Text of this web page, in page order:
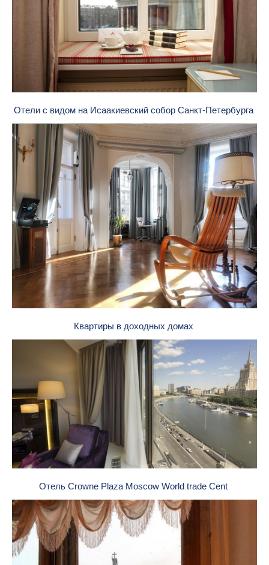
Отели с видом на Исаакиевский собор Санкт-Петербурга
Квартиры в доходных домах
Отель Crowne Plaza Moscow World trade Cent